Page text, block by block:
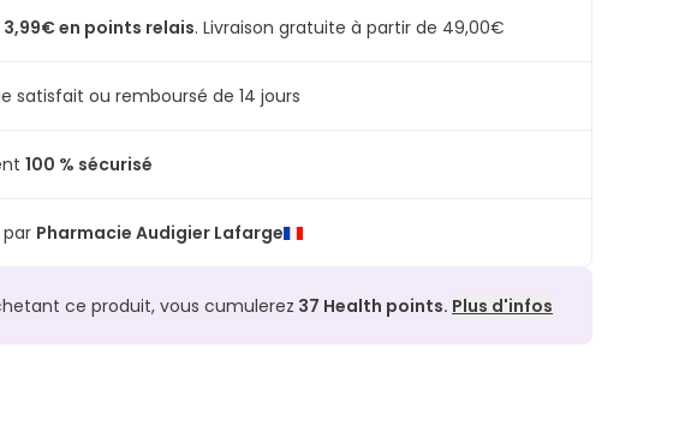
3,99€ en points relais. Livraison gratuite à partir de 49,00€
satisfait ou remboursé de 14 jours
100 % sécurisé
par Pharmacie Audigier Lafarge
ce produit, vous cumulerez 37 Health points. Plus d'infos